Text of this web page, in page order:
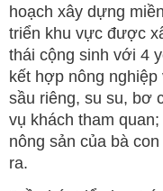
hoạch xây dựng
triển khu vực được
thái cộng sinh với 4
kết hợp nông
sầu riêng, su su, bơ
vụ khách tham
nông sản của bà
ra.